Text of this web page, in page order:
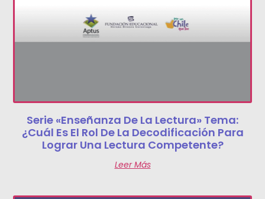
Serie «Enseñanza De La Lectura» Tema:
¿Cuál Es El Rol De La Decodificación Para
Lograr Una Lectura Competente?
Leer Más